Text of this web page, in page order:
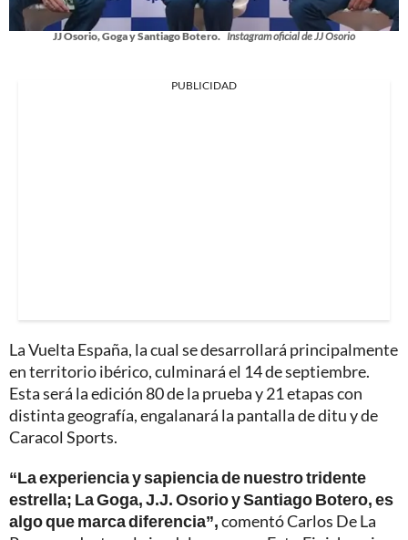
JJ Osorio, Goga y Santiago Botero. Instagram oficial de JJ Osorio
PUBLICIDAD
La Vuelta España, la cual se desarrollará principalmente
en territorio ibérico, culminará el 14 de septiembre.
Esta será la edición 80 de la prueba y 21 etapas con
distinta geografía, engalanará la pantalla de ditu y de
Caracol Sports.
“La experiencia y sapiencia de nuestro tridente
estrella; La Goga, J.J. Osorio y Santiago Botero, es
algo que marca diferencia”,comentó Carlos De La